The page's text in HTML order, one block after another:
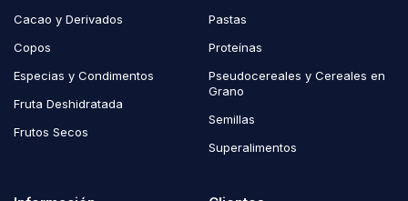
Cacao y Derivados
Copos
Especias y Condimentos
Fruta Deshidratada
Frutos Secos
Pastas
Proteínas
Pseudocereales y Cereales en
Grano
Semillas
Superalimentos